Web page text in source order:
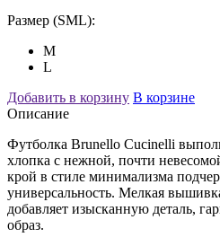
Размер (SML):
M
L
Добавить в корзину В корзине
Описание
Футболка Brunello Cucinelli
хлопка с нежной, почти
крой в стиле минимализма
универсальность. Мелкая
добавляет изысканную деталь,
образ.